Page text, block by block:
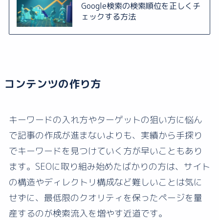
Google検索の検索順位を正しくチ
ェックする方法
コンテンツの作り方
キーワードの入れ方やターゲットの狙い方に悩ん
で記事の作成が進まないよりも、実績から手探り
でキーワードを見つけていく方が早いこともあり
ます。SEOに取り組み始めたばかりの方は、サイト
の構造やディレクトリ構成など難しいことは気に
せずに、最低限のクオリティを保ったページを量
産するのが検索流入を増やす近道です。